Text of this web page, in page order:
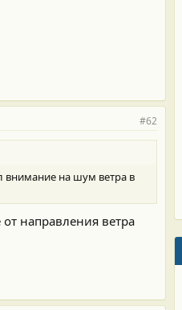
#62
внимание на шум ветра в
направления ветра